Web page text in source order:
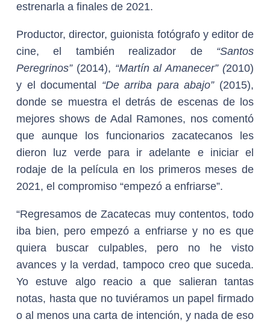
estrenarla a finales de 2021.
Productor, director, guionista fotógrafo y editor de
cine, el también realizador de “Santos
Peregrinos”(2014), “Martín al Amanecer” (2010)
y el documental “De arriba para abajo” (2015),
donde se muestra el detrás de escenas de los
mejores shows de Adal Ramones, nos comentó
que aunque los funcionarios zacatecanos les
dieron luz verde para ir adelante e iniciar el
rodaje de la película en los primeros meses de
2021, el compromiso “empezó a enfriarse”.
“Regresamos de Zacatecas muy contentos, todo
iba bien, pero empezó a enfriarse y no es que
quiera buscar culpables, pero no he visto
avances y la verdad, tampoco creo que suceda.
Yo estuve algo reacio a que salieran tantas
notas, hasta que no tuviéramos un papel firmado
o al menos una carta de intención, y nada de eso